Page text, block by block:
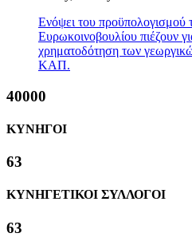
Ενόψει του προϋπολογισμού
Ευρωκοινοβουλίου πιέζουν
χρηματοδότηση των
ΚΑΠ.
40000
ΚΥΝΗΓΟΙ
63
ΚΥΝΗΓΕΤΙΚΟΙ ΣΥΛΛΟΓΟΙ
63